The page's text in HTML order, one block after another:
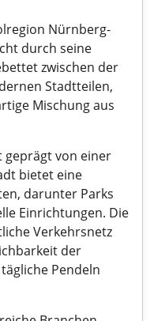
Nürnberg-
durch seine
zwischen der
Stadtteilen,
Mischung aus
geprägt von einer
bietet eine
darunter Parks
Einrichtungen. Die
Verkehrsnetz
der
Pendeln